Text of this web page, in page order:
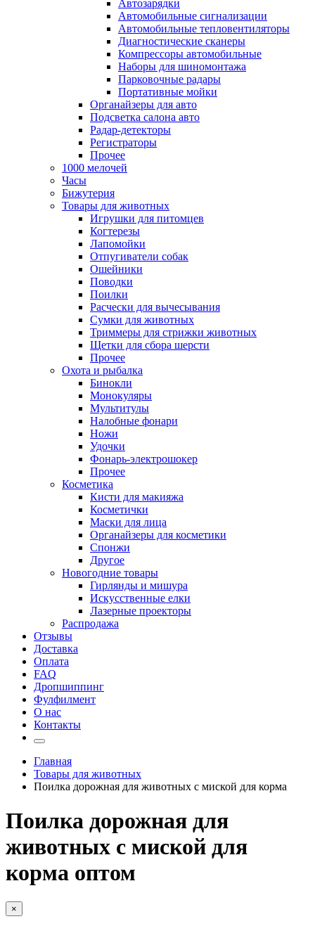
Автозарядки
Автомобильные сигнализации
Автомобильные тепловентиляторы
Диагностические сканеры
Компрессоры автомобильные
Наборы для шиномонтажа
Парковочные радары
Портативные мойки
Органайзеры для авто
Подсветка салона авто
Радар-детекторы
Регистраторы
Прочее
1000 мелочей
Часы
Бижутерия
Товары для животных
Игрушки для питомцев
Когтерезы
Лапомойки
Отпугиватели собак
Ошейники
Поводки
Поилки
Расчески для вычесывания
Сумки для животных
Триммеры для стрижки животных
Щетки для сбора шерсти
Прочее
Охота и рыбалка
Бинокли
Монокуляры
Мультитулы
Налобные фонари
Ножи
Удочки
Фонарь-электрошокер
Прочее
Косметика
Кисти для макияжа
Косметички
Маски для лица
Органайзеры для косметики
Спонжи
Другое
Новогодние товары
Гирлянды и мишура
Искусственные елки
Лазерные проекторы
Распродажа
Отзывы
Доставка
Оплата
FAQ
Дропшиппинг
Фулфилмент
О нас
Контакты
Главная
Товары для животных
Поилка дорожная для животных с миской для корма
Поилка дорожная для
животных с миской для
корма оптом
×